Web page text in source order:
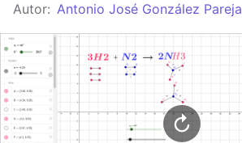
GeoGebra Classroom
Abrir sesión
Autor: Antonio José González Pareja